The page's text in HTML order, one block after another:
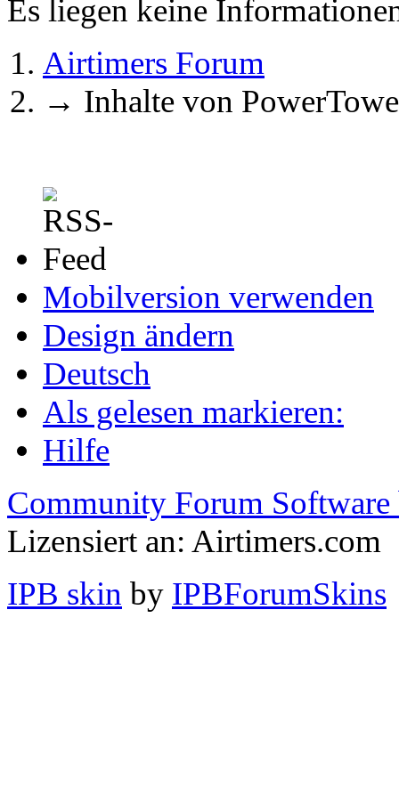
Es liegen keine
Airtimers Forum
→ Inhalte von
Mobilversion verwenden
Design ändern
Deutsch
Als gelesen markieren:
Hilfe
Community Forum Software
Lizensiert an: Airtimers.com
IPB skin by IPBForumSkins